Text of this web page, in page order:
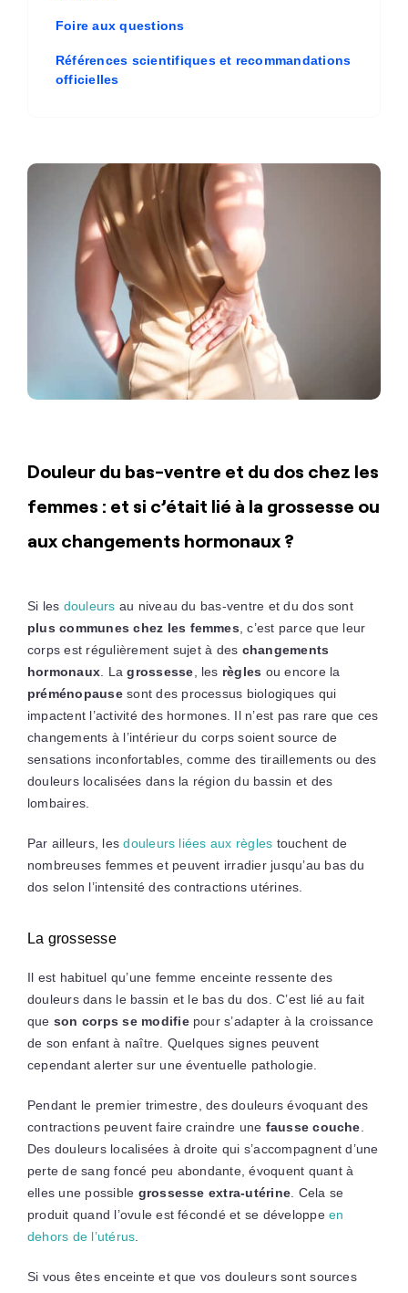
Foire aux questions
Références scientifiques et recommandations
officielles
Douleur du bas-ventre et du dos chez les
femmes : et si c’était lié à la grossesse ou
aux changements hormonaux ?
Si les douleurs au niveau du bas-ventre et du dos sont
plus communes chez les femmes , c’est parce que leur
corps est régulièrement sujet à des changements
hormonaux . Lagrossesse , les règles ou encore la
préménopausesont des processus biologiques qui
impactent l’activité des hormones. Il n’est pas rare que ces
changements à l’intérieur du corps soient source de
sensations inconfortables, comme des tiraillements ou des
douleurs localisées dans la région du bassin et des
lombaires.
Par ailleurs, lesdouleurs liées aux règles touchent de
nombreuses femmes et peuvent irradier jusqu’au bas du
dos selon l’intensité des contractions utérines.
La grossesse
Il est habituel qu’une femme enceinte ressente des
douleurs dans le bassin et le bas du dos. C’est lié au fait
que son corps se modifiepour s’adapter à la croissance
de son enfant à naître. Quelques signes peuvent
cependant alerter sur une éventuelle pathologie.
Pendant le premier trimestre, des douleurs évoquant des
contractions peuvent faire craindre une fausse couche
Des douleurs localisées à droite qui s’accompagnent d’une
perte de sang foncé peu abondante, évoquent quant à
elles une possible grossesse extra-utérine . Cela se
produit quand l’ovule est fécondé et se développe en
dehors de l’utérus
Si vous êtes enceinte et que vos douleurs sont sources